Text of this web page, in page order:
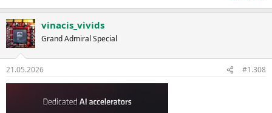
vinacis_vivids
Grand Admiral Special
21.05.2026 #1.308